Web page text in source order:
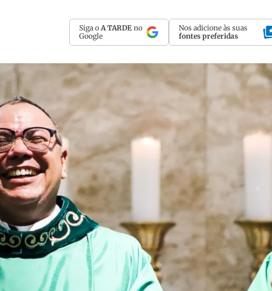
Siga o A TARDE no
Google
Nos adicione às suas
fontes preferidas